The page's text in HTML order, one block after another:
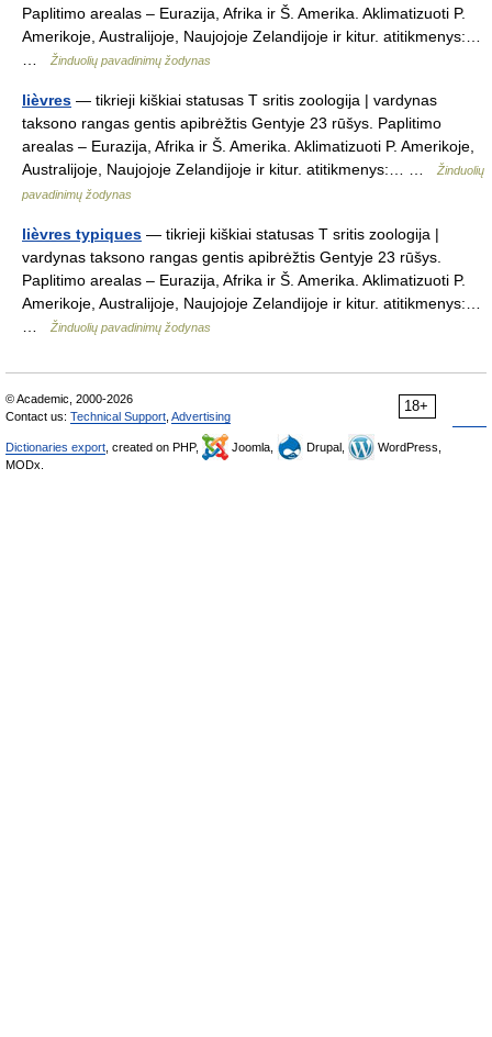
Paplitimo arealas – Eurazija, Afrika ir Š. Amerika. Aklimatizuoti P.
Amerikoje, Australijoje, Naujojoje Zelandijoje ir kitur. atitikmenys:…
Žinduolių pavadinimų žodynas
lièvres — tikrieji kiškiai statusas T sritis zoologija | vardynas
taksono rangas gentis apibrėžtis Gentyje 23 rūšys. Paplitimo
arealas – Eurazija, Afrika ir Š. Amerika. Aklimatizuoti P. Amerikoje,
Australijoje, Naujojoje Zelandijoje ir kitur. atitikmenys:… …
Žinduolių
pavadinimų žodynas
lièvres typiques — tikrieji kiškiai statusas T sritis zoologija |
vardynas taksono rangas gentis apibrėžtis Gentyje 23 rūšys.
Paplitimo arealas – Eurazija, Afrika ir Š. Amerika. Aklimatizuoti P.
Amerikoje, Australijoje, Naujojoje Zelandijoje ir kitur. atitikmenys:…
Žinduolių pavadinimų žodynas
18+
© Academic, 2000-2026
Contact us: Technical Support Advertising
Dictionaries export , created on PHP, Joomla, Drupal,
WordPress,
MODx.